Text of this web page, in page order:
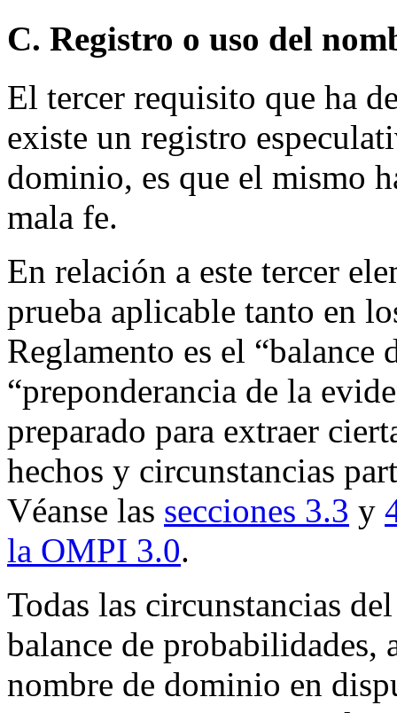
C. Registro o uso del
El tercer requisito que ha
existe un registro
dominio, es que el mismo
mala fe.
En relación a este tercer
prueba aplicable tanto en
Reglamento es el “balance
“preponderancia de la
preparado para extraer
hechos y circunstancias
Véanse las secciones 3.3 y
la OMPI 3.0.
Todas las circunstancias
balance de probabilidades,
nombre de dominio en